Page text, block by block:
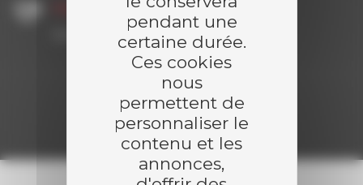
Partenaires
Demander un devis
pendant une
certaine durée.
Ces cookies
nous
permettent de
personnaliser le
contenu et les
annonces,